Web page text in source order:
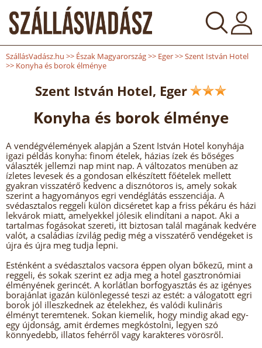
SzállásVadász.hu >> Észak Magyarország>> Eger>>Szent István Hotel
>> Konyha és borok élménye
Szent István Hotel, Eger
Konyha és borok élménye
A vendégvélemények alapján a Szent István Hotel konyhája
igazi példás konyha: finom ételek, házias ízek és bőséges
választék jellemzi nap mint nap. A változatos menüben az
ízletes levesek és a gondosan elkészített főételek mellett
gyakran visszatérő kedvenc a disznótoros is, amely sokak
szerint a hagyományos egri vendéglátás esszenciája. A
svédasztalos reggeli külön dicséretet kap a friss pékáru és házi
lekvárok miatt, amelyekkel jólesik elindítani a napot. Aki a
tartalmas fogásokat szereti, itt biztosan talál magának kedvére
valót, a családias ízvilág pedig még a visszatérő vendégeket is
újra és újra meg tudja lepni.
Esténként a svédasztalos vacsora éppen olyan bőkezű, mint a
reggeli, és sokak szerint ez adja meg a hotel gasztronómiai
élményének gerincét. A korlátlan borfogyasztás és az igényes
borajánlat igazán különlegessé teszi az estét: a válogatott egri
borok jól illeszkednek az ételekhez, és valódi kulináris
élményt teremtenek. Sokan kiemelik, hogy mindig akad egy-
egy újdonság, amit érdemes megkóstolni, legyen szó
könnyedebb, illatos fehérről vagy karakteres vörösről.